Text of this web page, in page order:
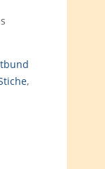
,